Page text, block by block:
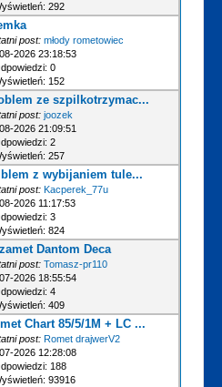
292
post: młody rometowiec
2026 23:18:53
0
152
ze szpilkotrzymac...
post: joozek
2026 21:09:51
2
257
z wybijaniem tule...
post: Kacperek_77u
2026 11:17:53
3
824
Dantom Deca
post: Tomasz-pr110
2026 18:55:54
4
409
Chart 85/5/1M + LC ...
post: Romet drajwerV2
2026 12:28:08
188
93916